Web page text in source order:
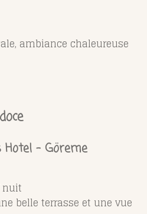
ambiance chaleureuse
– Göreme
nuit
belle terrasse et une vue